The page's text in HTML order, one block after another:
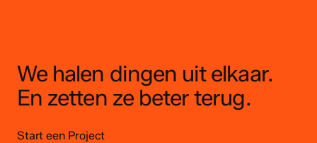
We halen dingen uit elkaar.
En zetten ze beter terug.
Start een Project